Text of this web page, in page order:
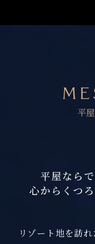
平
平屋なら
心からくつ
リゾート地を訪